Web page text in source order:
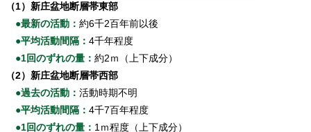
（1）新庄盆地断層帯東部
●最新の活動： 約6千2百年前以後
●平均活動間隔： 4千年程度
●1回のずれの量： 約2ｍ（上下成分）
（2）新庄盆地断層帯西部
●過去の活動： 活動時期不明
●平均活動間隔： 4千7百年程度
●1回のずれの量： 1ｍ程度（上下成分）